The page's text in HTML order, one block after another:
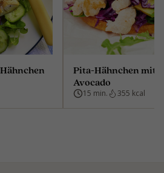
Pita-Hähnchen mit
Avocado
15 min. 355 kcal